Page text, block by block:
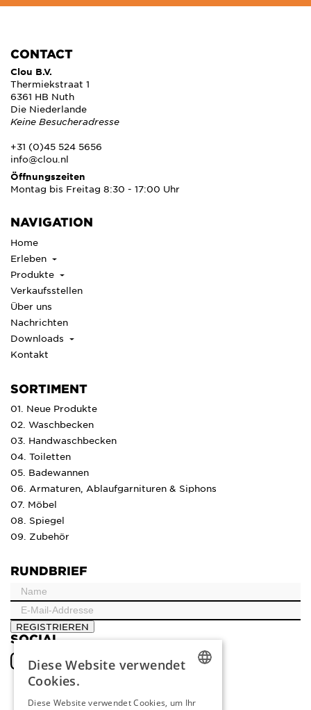
CONTACT
Clou B.V.
Thermiekstraat 1
6361 HB Nuth
Die Niederlande
Keine Besucheradresse
+31 (0)45 524 5656
info@clou.nl
Öffnungszeiten
Montag bis Freitag 8:30 - 17:00 Uhr
NAVIGATION
Home
Erleben
Produkte
Verkaufsstellen
Über uns
Nachrichten
Downloads
Kontakt
SORTIMENT
01. Neue Produkte
02. Waschbecken
03. Handwaschbecken
04. Toiletten
05. Badewannen
06. Armaturen, Ablaufgarnituren & Siphons
07. Möbel
08. Spiegel
09. Zubehör
RUNDBRIEF
REGISTRIEREN
SOCIAL
Diese Website verwendet
Cookies.
Diese Website verwendet Cookies, um Ihr